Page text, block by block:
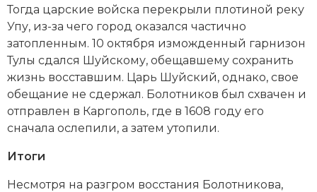
Тогда царские войска перекрыли плотиной реку
Упу, из-за чего город оказался частично
затопленным. 10 октября изможденный гарнизон
Тулы сдался Шуйскому, обещавшему сохранить
жизнь восставшим. Царь Шуйский, однако, свое
обещание не сдержал. Болотников был схвачен и
отправлен в Каргополь, где в 1608 году его
сначала ослепили, а затем утопили.
Итоги
Несмотря на разгром восстания Болотникова,